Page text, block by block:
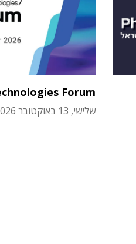
Forum
שלישי, 13 באוקטובר 2026